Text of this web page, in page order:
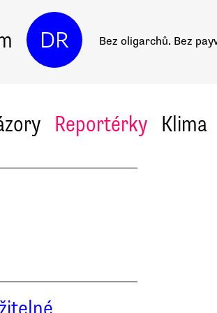
DR Bez oligarchů. Bez
Reportérky Klima